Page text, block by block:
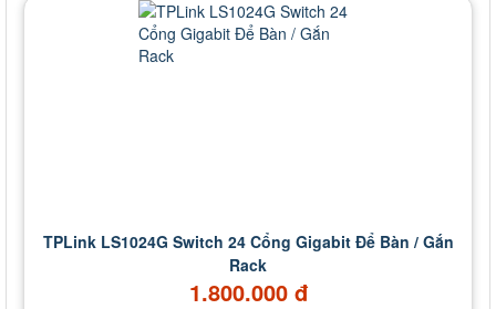
TPLink LS1024G Switch 24 Cổng Gigabit Để Bàn / Gắn
Rack
1.800.000 đ